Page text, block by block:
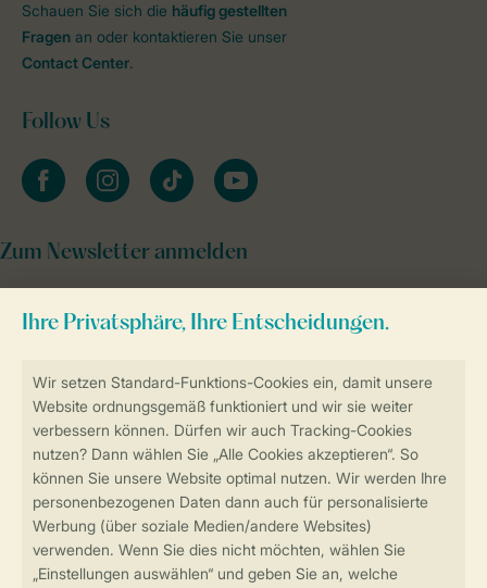
Sicher und schnell zur Online-Buchung
Sichere Datenübertragung
Sicheres Bezahlen
Schauen Sie sich die häufig gestellten
Fragen an oder kontaktieren Sie unser
Contact Center.
Follow Us
facebookinstagramtiktok youtube
Zum Newsletter anmelden